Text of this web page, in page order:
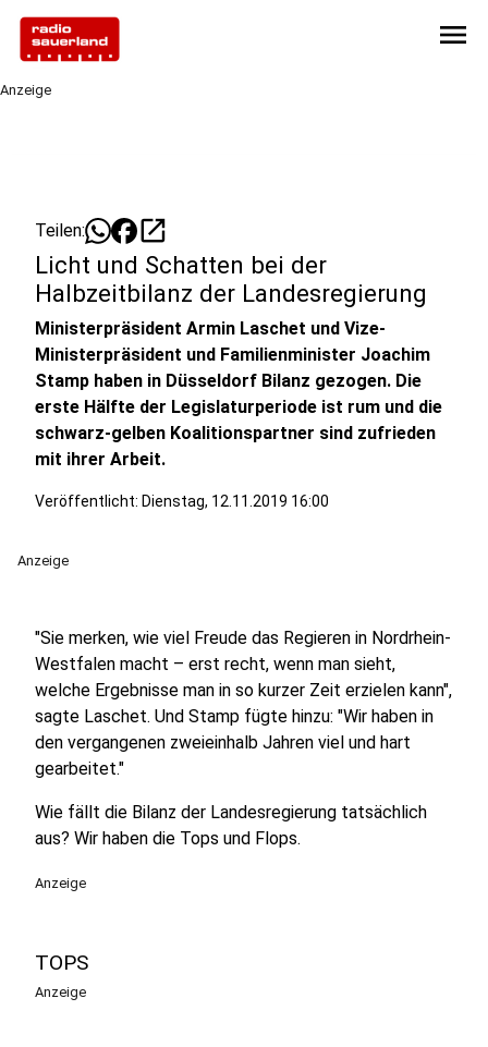
menu
Anzeige
Teilen: open_in_new
Licht und Schatten bei der
Halbzeitbilanz der Landesregierung
Ministerpräsident Armin Laschet und Vize-
Ministerpräsident und Familienminister Joachim
Stamp haben in Düsseldorf Bilanz gezogen. Die
erste Hälfte der Legislaturperiode ist rum und die
schwarz-gelben Koalitionspartner sind zufrieden
mit ihrer Arbeit.
Veröffentlicht: Dienstag, 12.11.2019 16:00
Anzeige
"Sie merken, wie viel Freude das Regieren in Nordrhein-
Westfalen macht – erst recht, wenn man sieht,
welche Ergebnisse man in so kurzer Zeit erzielen kann",
sagte Laschet. Und Stamp fügte hinzu: "Wir haben in
den vergangenen zweieinhalb Jahren viel und hart
gearbeitet."
Wie fällt die Bilanz der Landesregierung tatsächlich
aus? Wir haben die Tops und Flops.
Anzeige
TOPS
Anzeige